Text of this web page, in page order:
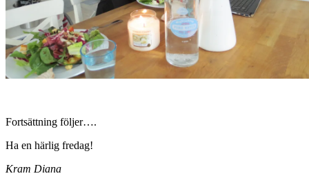
Fortsättning följer….
Ha en härlig fredag!
Kram Diana